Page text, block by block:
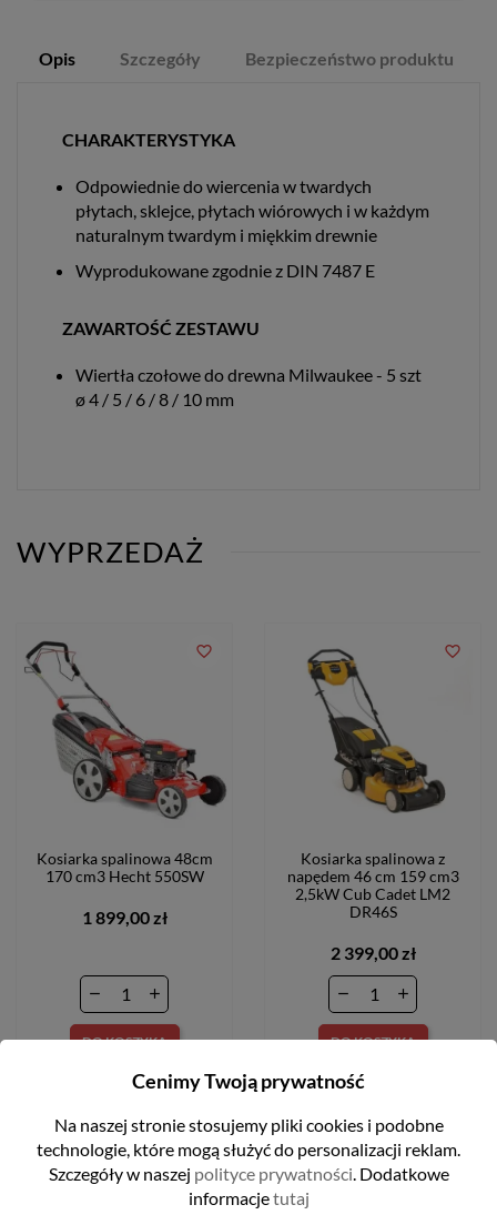
Opis Szczegóły Bezpieczeństwo produktu
CHARAKTERYSTYKA
Odpowiednie do wiercenia w twardych
płytach, sklejce, płytach wiórowych i w każdym
naturalnym twardym i miękkim drewnie
Wyprodukowane zgodnie z DIN 7487 E
ZAWARTOŚĆ ZESTAWU
Wiertła czołowe do drewna Milwaukee - 5 szt
ø 4 / 5 / 6 / 8 / 10 mm
WYPRZEDAŻ
Kosiarka spalinowa 48cm
170 cm3 Hecht 550SW
1 899,00 zł
DO KOSZYKA
favorite_border
Kosiarka spalinowa z
napędem 46 cm 159 cm3
2,5kW Cub Cadet LM2
DR46S
2 399,00 zł
DO KOSZYKA
favorite_border
Cenimy Twoją prywatność
Na naszej stronie stosujemy pliki cookies i podobne
technologie, które mogą służyć do personalizacji reklam.
Szczegóły w naszej polityce prywatności. Dodatkowe
informacjetutaj